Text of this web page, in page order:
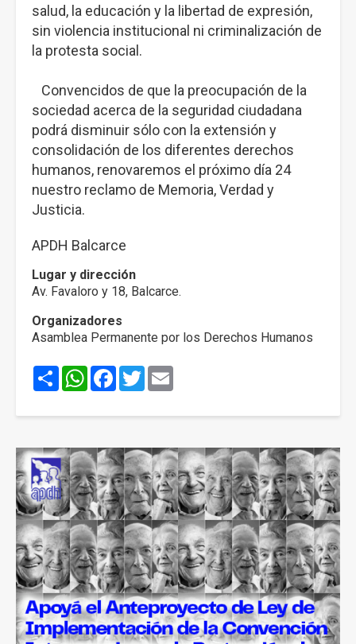
salud, la educación y la libertad de expresión,
sin violencia institucional ni criminalización de
la protesta social.
Convencidos de que la preocupación de la
sociedad acerca de la seguridad ciudadana
podrá disminuir sólo con la extensión y
consolidación de los diferentes derechos
humanos, renovaremos el próximo día 24
nuestro reclamo de Memoria, Verdad y
Justicia.
APDH Balcarce
Lugar y dirección
Av. Favaloro y 18, Balcarce.
Organizadores
Asamblea Permanente por los Derechos Humanos
ShareWhatsApp
Facebook
Twitter